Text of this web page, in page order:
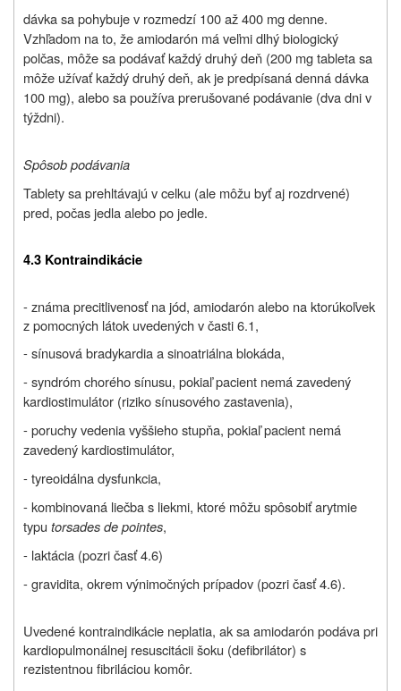
dávka sa pohybuje v rozmedzí 100 až 400 mg denne.
Vzhľadom na to, že amiodarón má veľmi dlhý biologický
polčas, môže sa podávať každý druhý deň (200 mg tableta sa
môže užívať každý druhý deň, ak je predpísaná denná dávka
100 mg), alebo sa používa prerušované podávanie (dva dni v
týždni).
Spôsob podávania
Tablety sa prehltávajú v celku (ale môžu byť aj rozdrvené)
pred, počas jedla alebo po jedle.
4.3 Kontraindikácie
- známa precitlivenosť na jód, amiodarón alebo na ktorúkoľvek
z pomocných látok uvedených v časti 6.1,
- sínusová bradykardia a sinoatriálna blokáda,
- syndróm chorého sínusu, pokiaľ pacient nemá zavedený
kardiostimulátor (riziko sínusového zastavenia),
- poruchy vedenia vyššieho stupňa, pokiaľ pacient nemá
zavedený kardiostimulátor,
- tyreoidálna dysfunkcia,
- kombinovaná liečba s liekmi, ktoré môžu spôsobiť arytmie
typu torsades de pointes,
- laktácia (pozri časť 4.6)
- gravidita, okrem výnimočných prípadov (pozri časť 4.6).
Uvedené kontraindikácie neplatia, ak sa amiodarón podáva pri
kardiopulmonálnej resuscitácii šoku (defibrilátor) s
rezistentnou fibriláciou komôr.